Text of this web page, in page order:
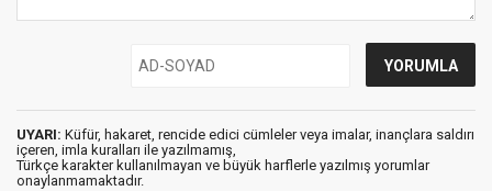
UYARI: Küfür, hakaret, rencide edici cümleler veya imalar, inançlara saldırı
içeren, imla kuralları ile yazılmamış,
Türkçe karakter kullanılmayan ve büyük harflerle yazılmış yorumlar
onaylanmamaktadır.